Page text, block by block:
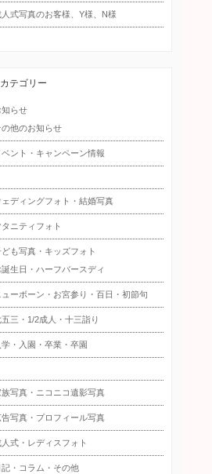
人式写真のお客様、Y様、N様
カテゴリー
知らせ
の他のお知らせ
ベント・キャンペーン情報
ェディングフォト・結婚写真
タニティフォト
ども写真・キッズフォト
誕生日・ハーフバースディ
ューボーン・お宮参り・百日・初節句
五三・1/2成人・十三詣り
学・入園・卒業・卒園
族写真・ニコニコ遺影写真
告写真・プロフィール写真
人式・レディスフォト
記・コラム・その他